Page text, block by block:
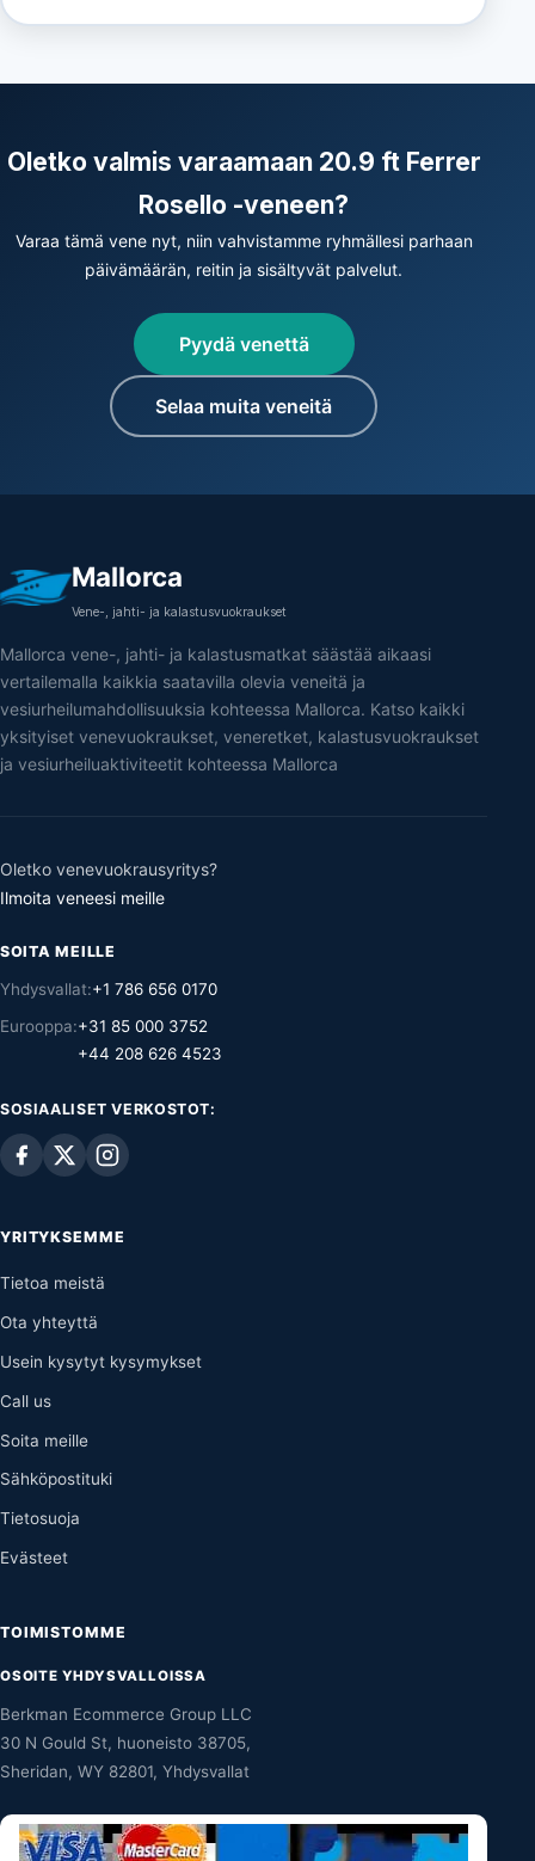
Oletko valmis varaamaan 20.9 ft Ferrer
Rosello -veneen?
Varaa tämä vene nyt, niin vahvistamme ryhmällesi parhaan
päivämäärän, reitin ja sisältyvät palvelut.
Pyydä venettä
Selaa muita veneitä
Mallorca
Vene-, jahti- ja kalastusvuokraukset
Mallorca vene-, jahti- ja kalastusmatkat säästää aikaasi
vertailemalla kaikkia saatavilla olevia veneitä ja
vesiurheilumahdollisuuksia kohteessa Mallorca. Katso kaikki
yksityiset venevuokraukset, veneretket, kalastusvuokraukset
ja vesiurheiluaktiviteetit kohteessa Mallorca
Oletko venevuokrausyritys?
Ilmoita veneesi meille
SOITA MEILLE
Yhdysvallat:+1 786 656 0170
Eurooppa:+31 85 000 3752
+44 208 626 4523
SOSIAALISET VERKOSTOT:
YRITYKSEMME
Tietoa meistä
Ota yhteyttä
Usein kysytyt kysymykset
Call us
Soita meille
Sähköpostituki
Tietosuoja
Evästeet
TOIMISTOMME
OSOITE YHDYSVALLOISSA
Berkman Ecommerce Group LLC
30 N Gould St, huoneisto 38705,
Sheridan, WY 82801, Yhdysvallat